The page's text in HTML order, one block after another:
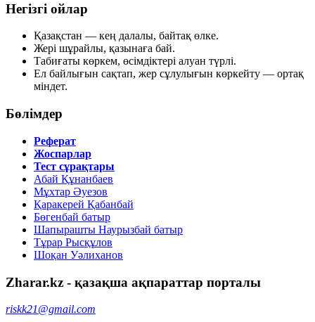
Негізгі ойлар
Қазақстан — кең далалы, байтақ өлке.
Жері шұрайлы, қазынаға бай.
Табиғаты көркем, өсімдіктері алуан түрлі.
Ел байлығын сақтап, жер сұлулығын көркейту — ортақ
міндет.
Бөлімдер
Реферат
Жоспарлар
Тест сұрақтары
Абай Құнанбаев
Мұхтар Әуезов
Қаракерей Қабанбай
Бөгенбай батыр
Шапырашты Наурызбай батыр
Тұрар Рысқұлов
Шоқан Уәлиханов
Zharar.kz - қазақша ақпараттар порталы
riskk21@gmail.com